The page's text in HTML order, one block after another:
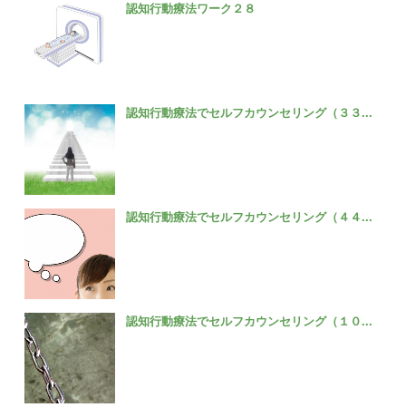
認知行動療法ワーク２８
認知行動療法でセルフカウンセリング（３３...
認知行動療法でセルフカウンセリング（４４...
認知行動療法でセルフカウンセリング（１０...